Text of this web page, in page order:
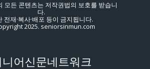
모든 콘텐츠는 저작권법의 보호를 받습니
다.
전재·복사·배포 등이 금지됩니다.
2025. seniorsinmun.com
니어신문네트워크